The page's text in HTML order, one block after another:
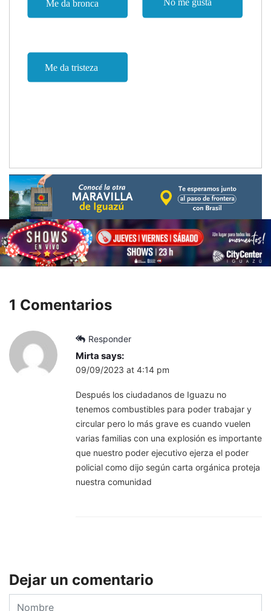
1 Comentarios
Responder
Mirta says:
09/09/2023 at 4:14 pm
Después los ciudadanos de Iguazu no
tenemos combustibles para poder trabajar y
circular pero lo más grave es cuando vuelen
varias familias con una explosión es importante
que nuestro poder ejecutivo ejerza el poder
policial como dijo según carta orgánica proteja
nuestra comunidad
Dejar un comentario